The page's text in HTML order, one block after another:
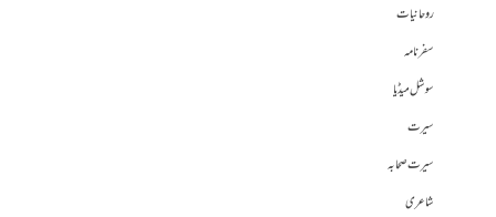
روحانیات
سفرنامہ
سوشل میڈیا
سیرت
سیرت صحابہ
شاعری